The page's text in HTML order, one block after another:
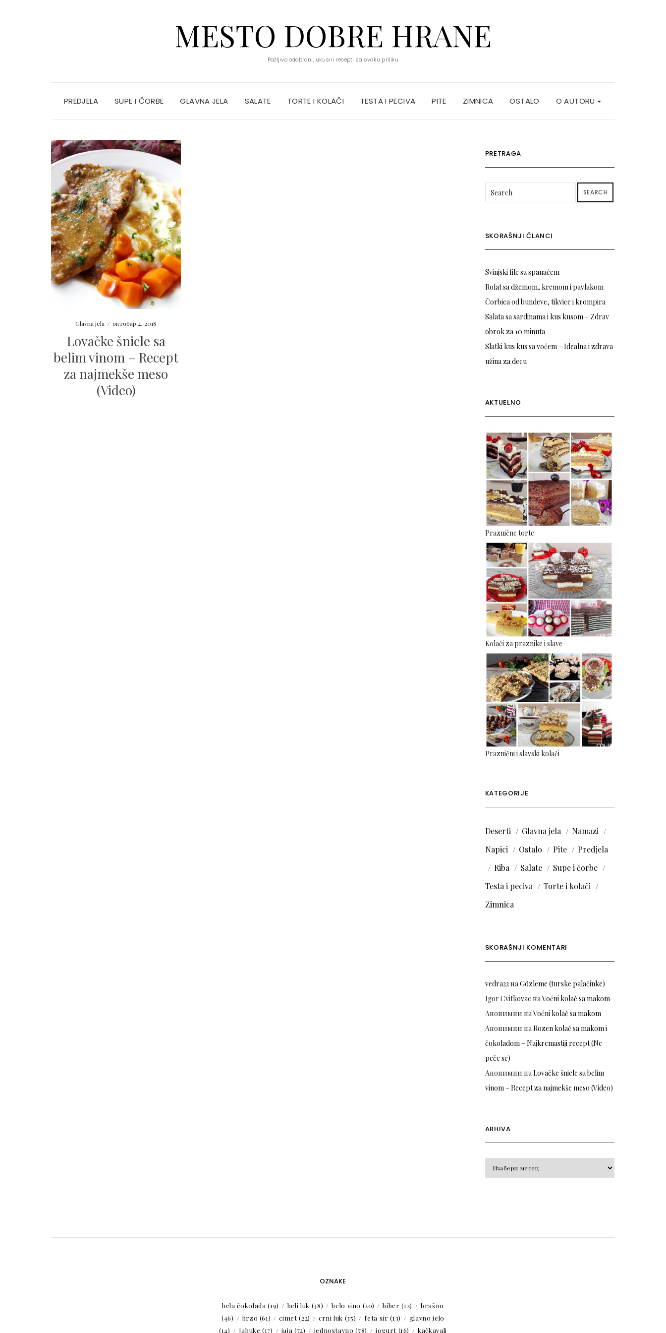
MESTO DOBRE HRANE
Pažljivo odabrani, ukusni recepti za svaku priliku
PREDJELA SUPE I ČORBE GLAVNA JELA SALATE TORTE I KOLAČI TESTA I PECIVA PITE ZIMNICA OSTALO O AUTORU
Glavna jela / октобар 4, 2018
Lovačke šnicle sa
belim vinom – Recept
za najmekše meso
(Video)
PRETRAGA
SEARCH
SKORAŠNJI ČLANCI
Svinjski file sa spanaćem
Rolat sa džemom, kremom i pavlakom
Čorbica od bundeve, tikvice i krompira
Salata sa sardinama i kus kusom – Zdrav
obrok za 10 minuta
Slatki kus kus sa voćem – Idealna i zdrava
užina za decu
AKTUELNO
Praznične torte
Kolači za praznike i slave
Praznični i slavski kolači
KATEGORIJE
Deserti Glavna jela
Namazi
Napici
Ostalo Pite
Predjela
Riba
Salate
Supe i čorbe
Testa i peciva
Torte i kolači
Zimnica
SKORAŠNJI KOMENTARI
vedra22наGözleme (turske palačinke)
Igor Cvitkovac наVoćni kolač sa makom
Анонимни наVoćni kolač sa makom
Анонимни наRozen kolač sa makom i
čokoladom – Najkremastiji recept (Ne
peče se)
Анонимни наLovačke šnicle sa belim
vinom – Recept za najmekše meso (Video)
ARHIVA
OZNAKE
bela čokolada (19) beli luk (38) belo vino (20) biber (12)
brašno
(46)
brzo (61) cimet(22) crni luk (35) feta sir (13)
glavno jelo
(14)
Jabuke (17) jaja (72) jednostavno (78) jogurt(16) kačkavalj